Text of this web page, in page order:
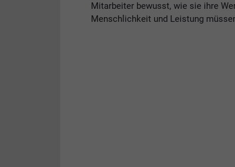
Mitarbeiter bewusst, wie sie ihre
Menschlichkeit und Leistung